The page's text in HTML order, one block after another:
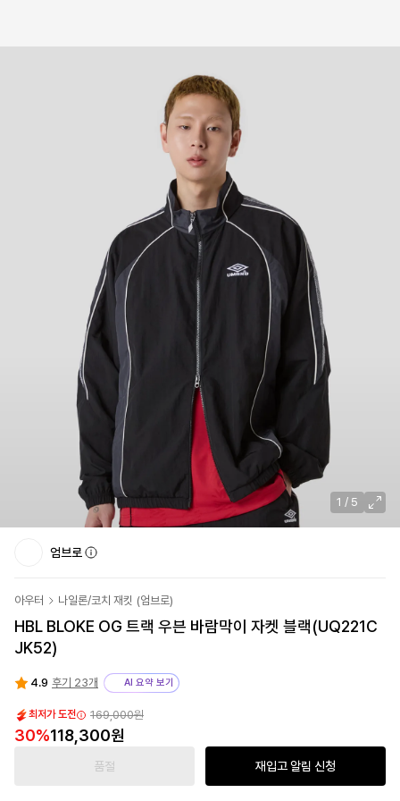
1 / 5
엄브로
아우터 나일론/코치 재킷 (엄브로)
HBL BLOKE OG 트랙 우븐 바람막이 자켓 블랙(UQ221C
JK52)
4.9 후기 23개 AI 요약 보기
최저가 도전 169,000원
30%118,300원
품절 재입고 알림 신청